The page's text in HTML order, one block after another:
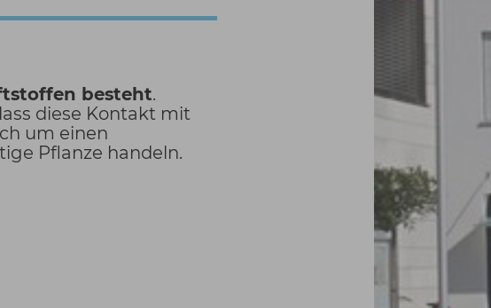
besteht.
diese Kontakt mit
um einen
Pflanze handeln.